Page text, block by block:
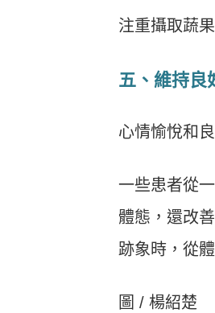
注重攝取蔬
五、 維持良
心情愉悅和
一些患者從
體態，還改
跡象時，從
圖 / 楊紹楚